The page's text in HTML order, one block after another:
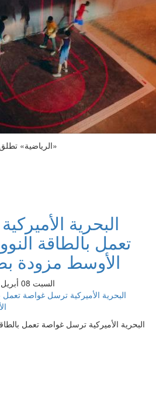
«الرياضية» تطلق مبادرة «الملاعب المطبوعة»
البحرية
تعمل بالطاقة
الأوسط مزودة
السبت 08 أبريل 2023 11:38 مساءً
البحرية الأميركية ترسل غواصة تعمل